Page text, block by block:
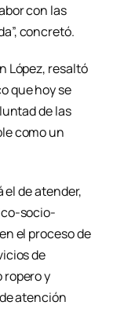
con las
concretó.
López, resaltó
que hoy se
de las
como un
el de atender,
socio-
el proceso de
de
ropero y
atención